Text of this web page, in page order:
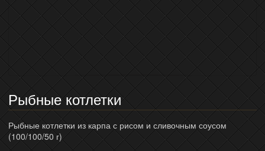
Рыбные котлетки
Рыбные котлетки из карпа с рисом и сливочным соусом
(100/100/50 г)